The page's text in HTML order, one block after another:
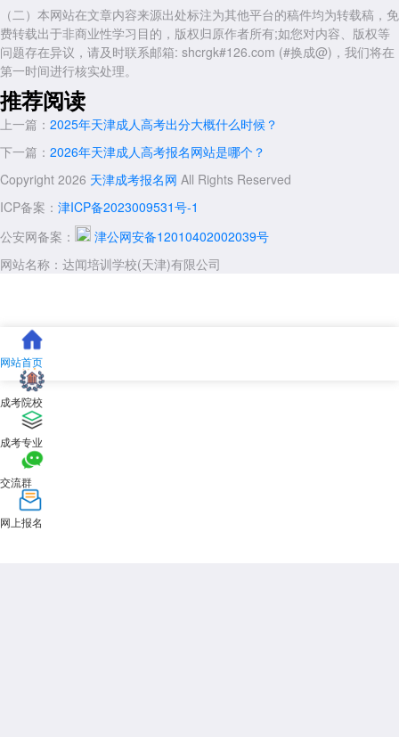
课程判断教学质量。对于达闻教育而言，其16年的办学历史、高校合作
背景与学员口碑，无疑为 天津成人高考考生提供了一个值得信赖的选择。
展开全文
（二）本网站在文章内容来源出处标注为其他平台的稿件均为转载稿，免
费转载出于非商业性学习目的，版权归原作者所有;如您对内容、版权等
问题存在异议，请及时联系邮箱: shcrgk#126.com (#换成@)，我们将在
第一时间进行核实处理。
推荐阅读
上一篇： 2025年天津成人高考出分大概什么时候？
下一篇： 2026年天津成人高考报名网站是哪个？
Copyright 2026 天津成考报名网 All Rights Reserved
ICP备案： 津ICP备2023009531号-1
公安网备案：
津公网安备12010402002039号
网站名称：达闻培训学校(天津)有限公司
网站首页
成考院校
成考专业
交流群
网上报名